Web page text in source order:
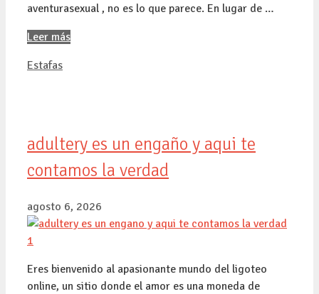
aventurasexual , no es lo que parece. En lugar de …
Leer más
Categorías
Estafas
adultery es un engaño y aqui te
contamos la verdad
agosto 6, 2026
Eres bienvenido al apasionante mundo del ligoteo
online, un sitio donde el amor es una moneda de